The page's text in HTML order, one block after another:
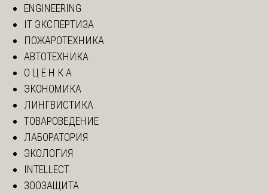
ENGINEERING
IT ЭКСПЕРТИЗА
ПОЖАРОТЕХНИКА
АВТОТЕХНИКА
О Ц Е Н К А
ЭКОНОМИКА
ЛИНГВИСТИКА
ТОВАРОВЕДЕНИЕ
ЛАБОРАТОРИЯ
ЭКОЛОГИЯ
INTELLECT
ЗООЗАЩИТА